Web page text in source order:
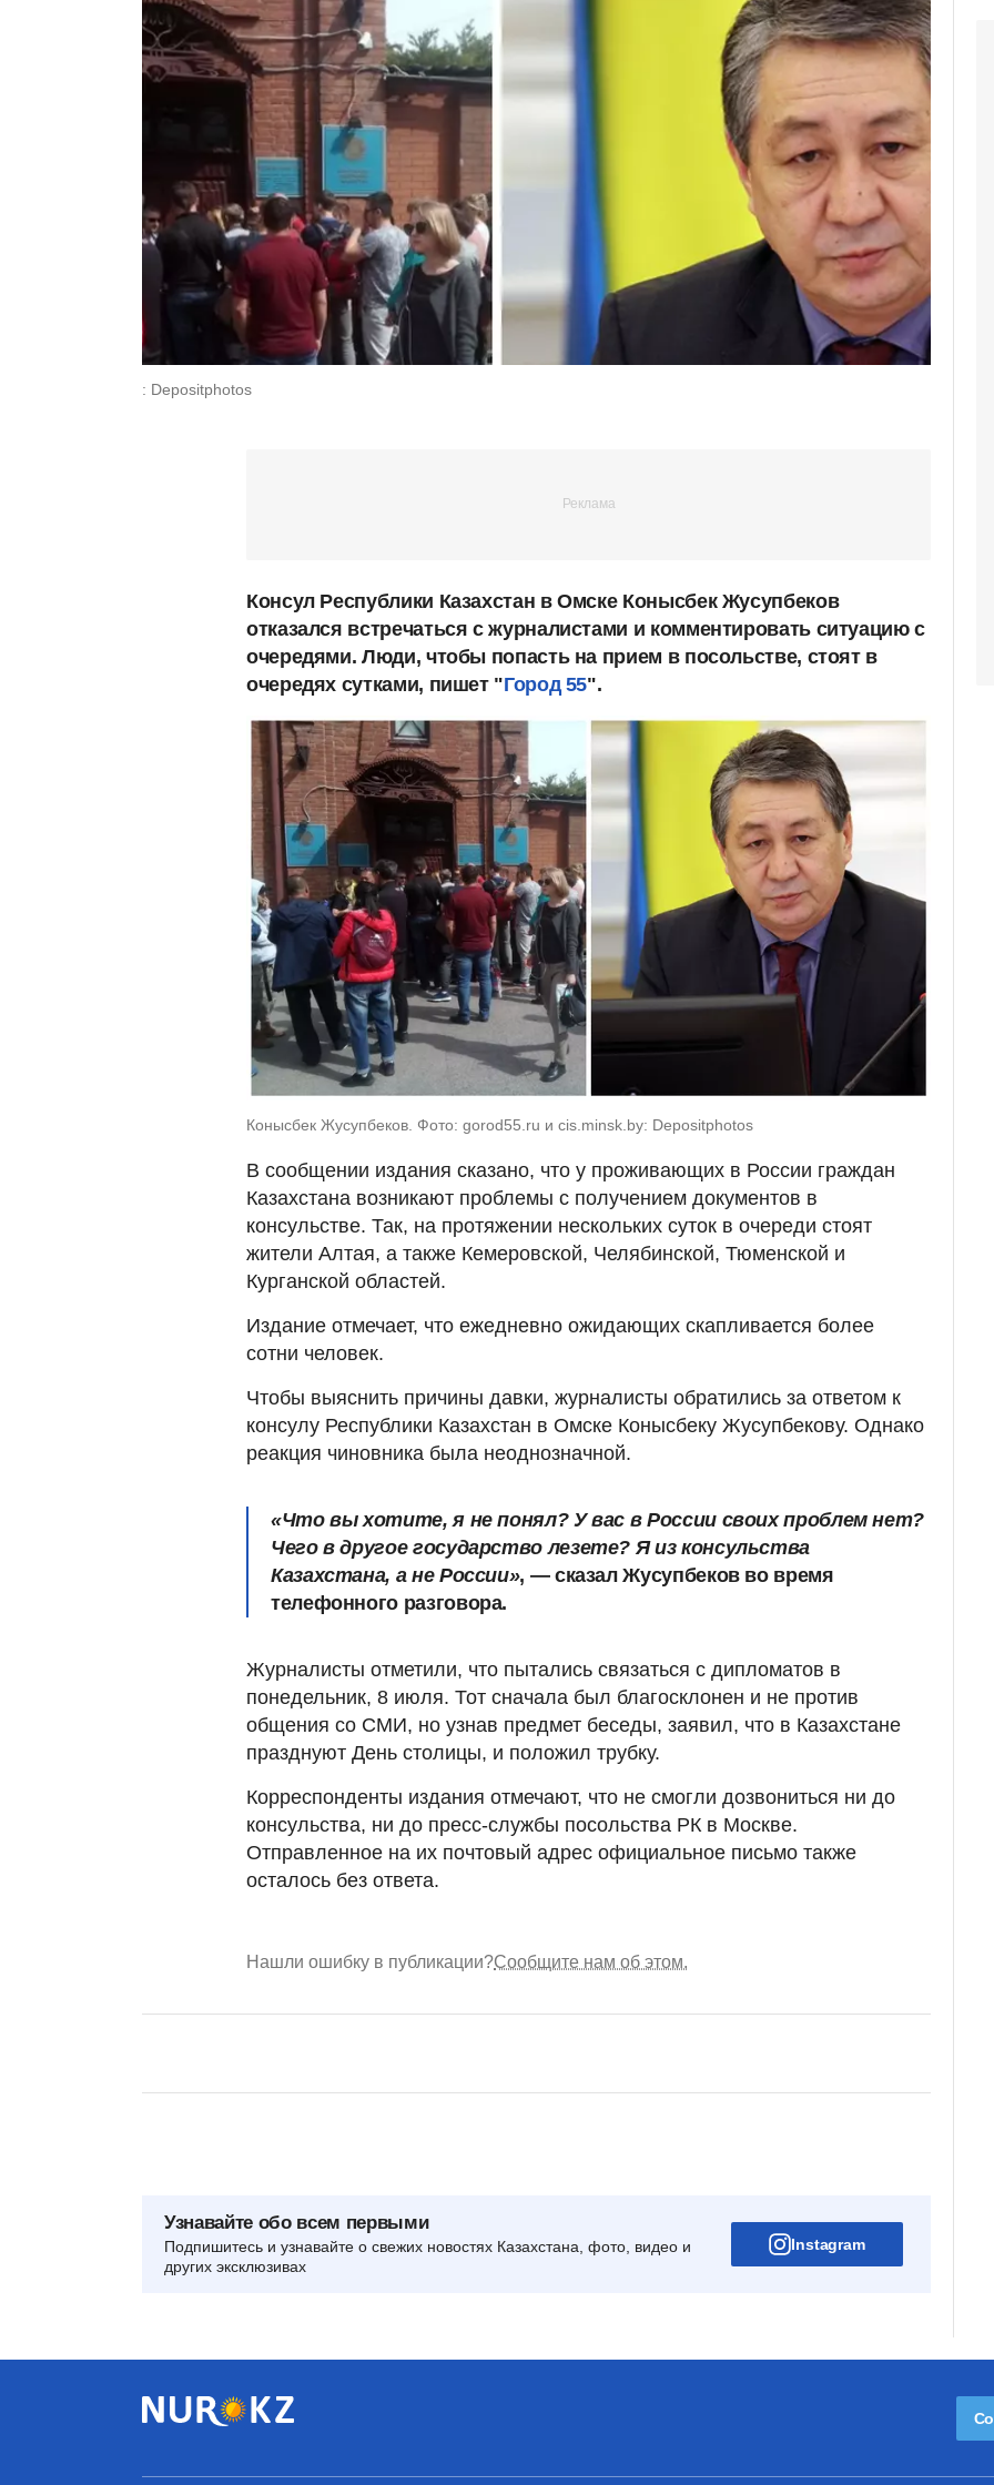
: Depositphotos
Консул Республики Казахстан в Омске Конысбек Жусупбеков
отказался встречаться с журналистами и комментировать ситуацию с
очередями. Люди, чтобы попасть на прием в посольстве, стоят в
очередях сутками, пишет "Город 55".
Конысбек Жусупбеков. Фото: gorod55.ru и cis.minsk.by: Depositphotos
В сообщении издания сказано, что у проживающих в России граждан
Казахстана возникают проблемы с получением документов в
консульстве. Так, на протяжении нескольких суток в очереди стоят
жители Алтая, а также Кемеровской, Челябинской, Тюменской и
Курганской областей.
Издание отмечает, что ежедневно ожидающих скапливается более
сотни человек.
Чтобы выяснить причины давки, журналисты обратились за ответом к
консулу Республики Казахстан в Омске Конысбеку Жусупбекову. Однако
реакция чиновника была неоднозначной.
«Что вы хотите, я не понял? У вас в России своих проблем нет?
Чего в другое государство лезете? Я из консульства
Казахстана, а не России», — сказал Жусупбеков во время
телефонного разговора.
Журналисты отметили, что пытались связаться с дипломатов в
понедельник, 8 июля. Тот сначала был благосклонен и не против
общения со СМИ, но узнав предмет беседы, заявил, что в Казахстане
празднуют День столицы, и положил трубку.
Корреспонденты издания отмечают, что не смогли дозвониться ни до
консульства, ни до пресс-службы посольства РК в Москве.
Отправленное на их почтовый адрес официальное письмо также
осталось без ответа.
Нашли ошибку в публикации?Сообщите нам об этом.
Узнавайте обо всем первыми
Подпишитесь и узнавайте о свежих новостях Казахстана, фото, видео и
других эксклюзивах
Instagram